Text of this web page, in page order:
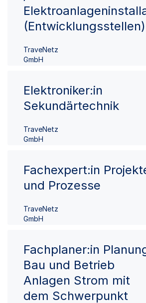
(Entwicklungsstellen)
TraveNetz
GmbH
Elektroniker:in
Sekundärtechnik
TraveNetz
GmbH
Fachexpert:in
und Prozesse
TraveNetz
GmbH
Fachplaner:in
Bau und Betrieb
Anlagen Strom mit
dem Schwerpunkt